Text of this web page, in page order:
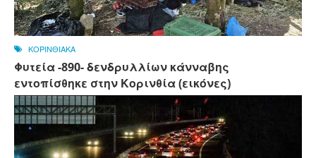
ΚΟΡΙΝΘΙΑΚΑ
Φυτεία -890- δενδρυλλίων κάνναβης
εντοπίσθηκε στην Κορινθία (εικόνες)